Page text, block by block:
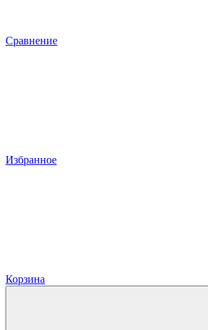
Сравнение
Избранное
Корзина